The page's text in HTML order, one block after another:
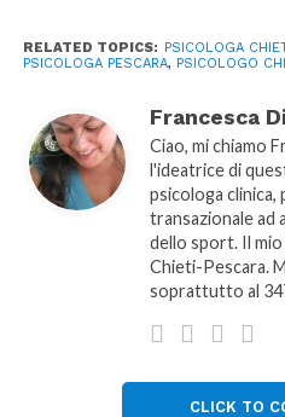
RELATED TOPICS: PSICOLOGA
PSICOLOGA PESCARA, PSICOLOGO
Francesca
Ciao, mi chiamo
l'ideatrice di
psicologa
transazionale ad
dello sport. Il
Chieti-Pescara.
soprattutto al
CLICK TO